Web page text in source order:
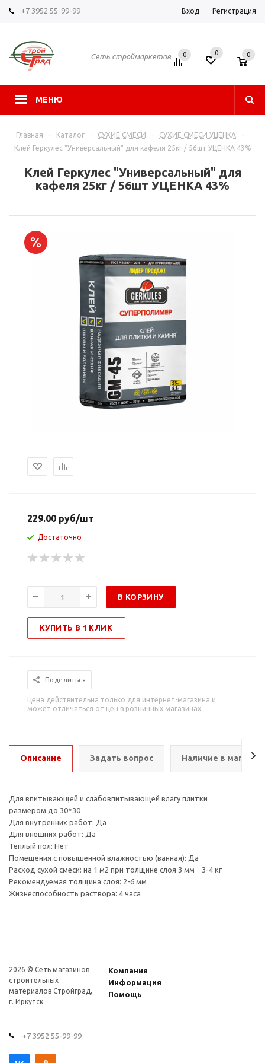
+7 3952 55-99-99 Вход Регистрация
Сеть строймаркетов
МЕНЮ
0 0 0
Главная - Каталог - СУХИЕ СМЕСИ - СУХИЕ СМЕСИ УЦЕНКА
-
Клей Геркулес "Универсальный" для кафеля 25кг / 56шт УЦЕНКА 43%
Клей Геркулес "Универсальный" для
кафеля 25кг / 56шт УЦЕНКА 43%
229.00 руб/шт
Достаточно
В КОРЗИНУ
КУПИТЬ В 1 КЛИК
Поделиться
Цена действительна только для интернет-магазина и
может отличаться от цен в розничных магазинах
Описание Задать вопрос Наличие в
Для впитывающей и слабовпитывающей влагу плитки
размером до 30*30
Для внутренних работ: Да
Для внешних работ: Да
Теплый пол: Нет
Помещения с повышенной влажностью (ванная): Да
Расход сухой смеси: на 1 м2 при толщине слоя 3 мм 3-4 кг
Рекомендуемая толщина слоя: 2-6 мм
Жизнеспособность раствора: 4 часа
2026 © Сеть магазинов
строительных
материалов Стройград,
г. Иркутск
Компания
Информация
Помощь
+7 3952 55-99-99